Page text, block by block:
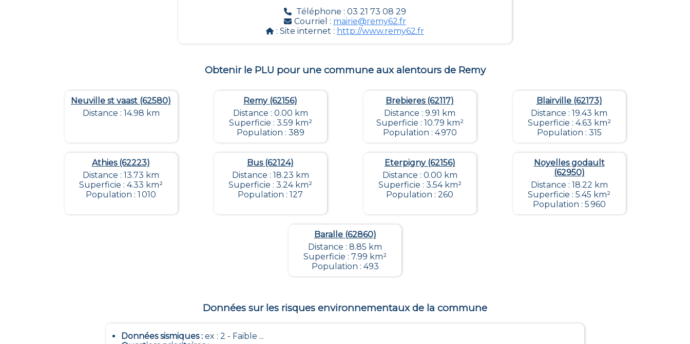
Téléphone : 03 21 73 08 29
Courriel : mairie@remy62.fr
: Site internet : http://www.remy62.fr
Obtenir le PLU pour une commune aux alentours de Remy
Neuville st vaast (62580)
Distance : 14.98 km
Remy (62156)
Distance : 0.00 km
Superficie : 3.59 km²
Population : 389
Brebieres (62117)
Distance : 9.91 km
Superficie : 10.79 km²
Population : 4 970
Blairville (62173)
Distance : 19.43 km
Superficie : 4.63 km²
Population : 315
Athies (62223)
Distance : 13.73 km
Superficie : 4.33 km²
Population : 1 010
Bus (62124)
Distance : 18.23 km
Superficie : 3.24 km²
Population : 127
Eterpigny (62156)
Distance : 0.00 km
Superficie : 3.54 km²
Population : 260
Noyelles godault
(62950)
Distance : 18.22 km
Superficie : 5.45 km²
Population : 5 960
Baralle (62860)
Distance : 8.85 km
Superficie : 7.99 km²
Population : 493
Données sur les risques environnementaux de la commune
Données sismiques:ex : 2 - Faible ...